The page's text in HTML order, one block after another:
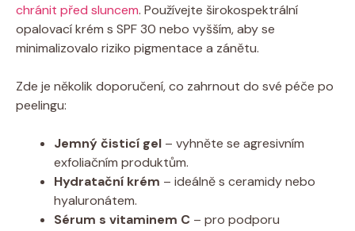
chránit před sluncem. Používejte širokospektrální
opalovací krém s SPF 30 nebo vyšším, aby se
minimalizovalo riziko pigmentace a zánětu.
Zde je několik doporučení, co zahrnout do své péče po
peelingu:
Jemný čisticí gel – vyhněte se agresivním
exfoliačním produktům.
Hydratační krém – ideálně s ceramidy nebo
hyaluronátem.
Sérum s vitaminem C – pro podporu